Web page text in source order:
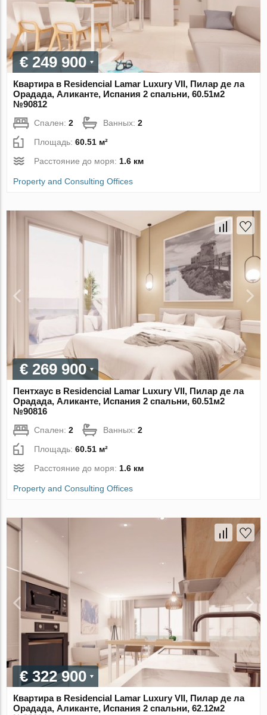
€ 249 900
Квартира в Residencial Lamar Luxury VII, Пилар де ла
Орадада, Аликанте, Испания 2 спальни, 60.51м2
№90812
Спален:2 Ванных:2
Площадь:60.51 м²
Расстояние до моря:1.6 км
Property and Consulting Offices
€ 269 900
Пентхаус в Residencial Lamar Luxury VII, Пилар де ла
Орадада, Аликанте, Испания 2 спальни, 60.51м2
№90816
Спален:2 Ванных:2
Площадь:60.51 м²
Расстояние до моря: 1.6 км
Property and Consulting Offices
€ 322 900
Квартира в Residencial Lamar Luxury VII, Пилар де ла
Орадада, Аликанте, Испания 2 спальни, 62.12м2